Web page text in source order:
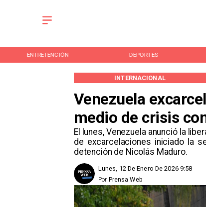
ENTRETENCIÓN DEPORTES
Venezuela
medio de crisis
El lunes, Venezuela anunció la
de excarcelaciones iniciado la
detención de Nicolás Maduro.
INTERNACIONAL
Lunes, 12 De Enero De 2026 9:58
Prensa Web
Por